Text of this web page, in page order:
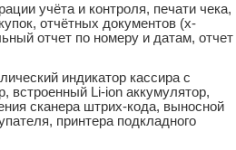
учёта и контроля, печати чека,
отчётных документов (x-
отчет по номеру и датам, отчет
индикатор кассира с
встроенный Li-ion аккумулятор,
сканера штрих-кода, выносной
принтера подкладного